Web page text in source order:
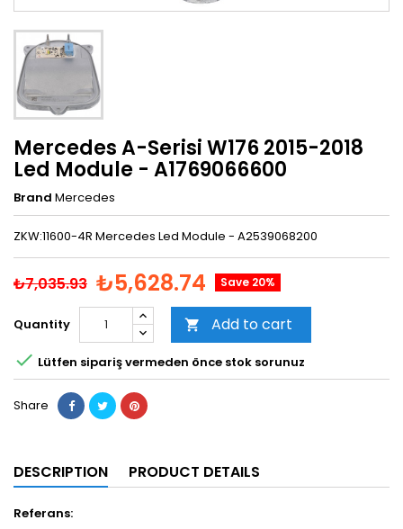
Mercedes A-Serisi W176 2015-2018
Led Module - A1769066600
Brand Mercedes
ZKW:11600-4R Mercedes Led Module - A2539068200
₺7,035.93 ₺5,628.74 Save 20%
Quantity  Add to cart
 Lütfen sipariş vermeden önce stok sorunuz
Share
DESCRIPTION PRODUCT DETAILS
Referans: